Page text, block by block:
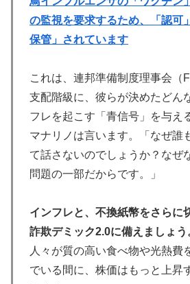
の監視を要求するため、「認可
保管」されています
これは、連邦準備制度理事会（
支配階級に、彼らが決めたどん
フレを起こす「青信号」を与え
マナリノは言います。「なぜ誰
て話さないのでしょうか？なぜ
問題の一部だからです。」
インフレと、不換紙幣をさらに
詐欺デミック2.0に備えましょう
人々が質の高い食べ物や光熱費
でいる間に、株価はもっと上昇